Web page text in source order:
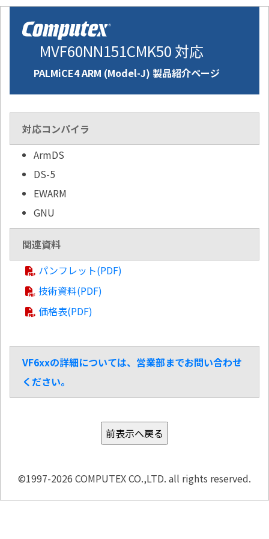
MVF60NN151CMK50 対応
PALMiCE4 ARM (Model-J) 製品紹介ページ
対応コンパイラ
ArmDS
DS-5
EWARM
GNU
関連資料
パンフレット(PDF)
技術資料(PDF)
価格表(PDF)
VF6xxの詳細については、営業部までお問い合わせ
ください。
©1997-2026 COMPUTEX CO.,LTD. all rights reserved.